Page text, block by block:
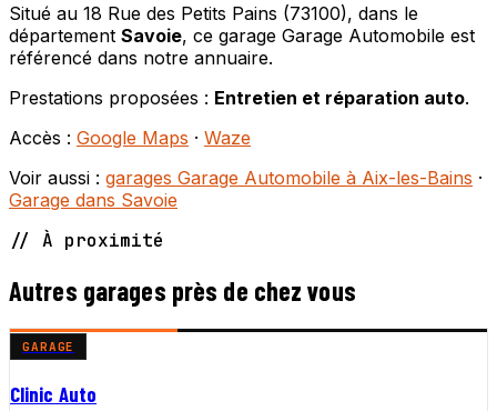
Situé au 18 Rue des Petits Pains (73100), dans le
département Savoie, ce garage Garage Automobile est
référencé dans notre annuaire.
Prestations proposées : Entretien et réparation auto.
Accès : Google Maps · Waze
Voir aussi : garages Garage Automobile à Aix-les-Bains ·
Garage dans Savoie
// À proximité
Autres garages près de chez vous
GARAGE
Clinic Auto